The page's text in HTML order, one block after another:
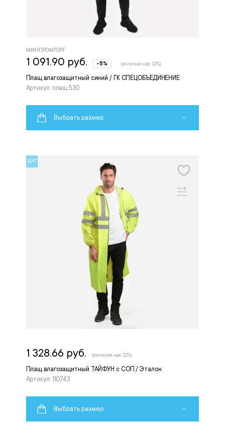
Плащ влагозащитный синий / ГК СПЕЦОБЪЕДИНЕНИЕ
Артикул: плащ 530
МИНПРОМТОРГ
1 091.90 руб. -5% (включая ндс 22%)
Выбрать размер
ХИТ
Плащ влагозащитный ТАЙФУН с СОП / Эталон
Артикул: 110743
1 328.66 руб. (включая ндс 22%)
Выбрать размер